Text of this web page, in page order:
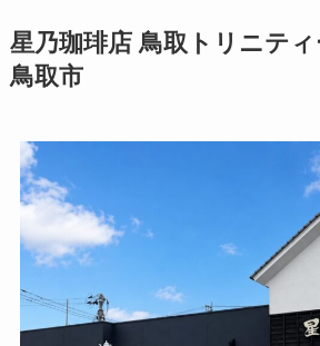
星乃珈琲店 鳥取トリニティ
鳥取市